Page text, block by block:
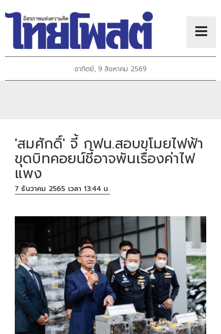
อาทิตย์, 9 สิงหาคม 2569
'สมศักดิ์' จี้ กฟน.สอบขโมยไฟฟ้า
ขุดบิทคอยน์ชี้อาจพันเรื่องค่าไฟ
แพง
7 ธันวาคม 2565 เวลา 13:44 น.